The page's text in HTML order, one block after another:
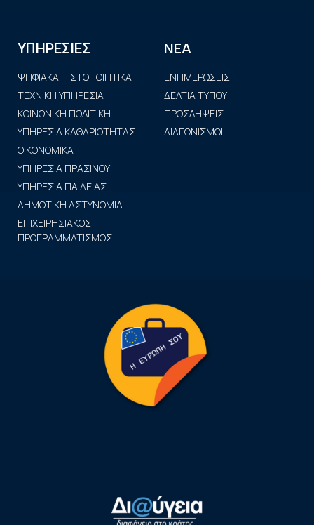
ΥΠΗΡΕΣΙΕΣ
ΨΗΦΙΑΚΑ ΠΙΣΤΟΠΟΙΗΤΙΚΑ
ΤΕΧΝΙΚΗ ΥΠΗΡΕΣΙΑ
ΚΟΙΝΩΝΙΚΗ ΠΟΛΙΤΙΚΗ
ΥΠΗΡΕΣΙΑ ΚΑΘΑΡΙΟΤΗΤΑΣ
ΟΙΚΟΝΟΜΙΚΑ
ΥΠΗΡΕΣΙΑ ΠΡΑΣΙΝΟΥ
ΥΠΗΡΕΣΙΑ ΠΑΙΔΕΙΑΣ
ΔΗΜΟΤΙΚΗ ΑΣΤΥΝΟΜΙΑ
ΕΠΙΧΕΙΡΗΣΙΑΚΟΣ
ΠΡΟΓΡΑΜΜΑΤΙΣΜΟΣ
ΝΕΑ
ΕΝΗΜΕΡΩΣΕΙΣ
ΔΕΛΤΙΑ ΤΥΠΟΥ
ΠΡΟΣΛΗΨΕΙΣ
ΔΙΑΓΩΝΙΣΜΟΙ